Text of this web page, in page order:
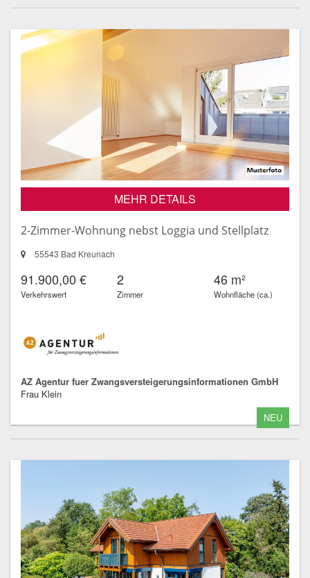
MEHR DETAILS
2-Zimmer-Wohnung nebst Loggia und Stellplatz
55543 Bad Kreunach
91.900,00 €
Verkehrswert
2
Zimmer
46 m²
Wohnfläche (ca.)
AZ Agentur fuer Zwangsversteigerungsinformationen GmbH
Frau Klein
NEU